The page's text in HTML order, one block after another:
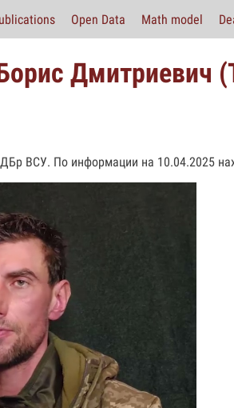
Open Data Math model
Дмитриевич
ВСУ. По информации на 10.04.2025